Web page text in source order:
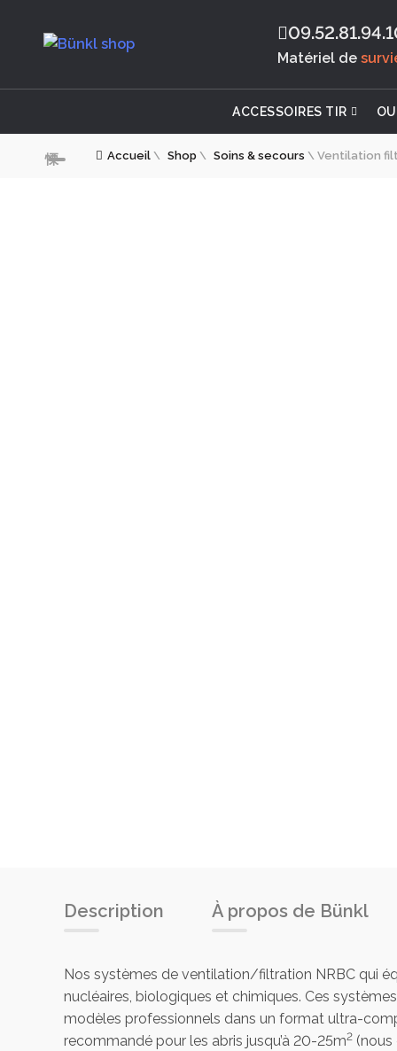
Matériel de
ACCESSOIRES TIR
Accueil\ Shop\ Soins & secours \ Ventilation
Description À propos de Bünkl
Nos systèmes de ventilation/filtration NRBC qui
nucléaires, biologiques et chimiques. Ces
modèles professionnels dans un format ultra-
recommandé pour les abris jusqu’à 20-25m2(nous